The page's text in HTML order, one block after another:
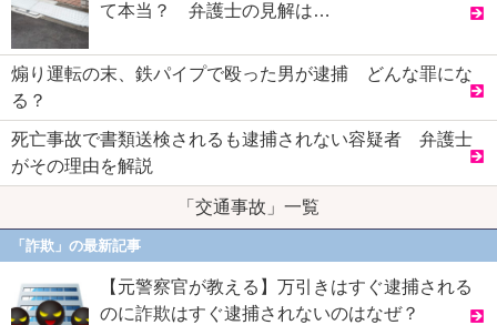
て本当？ 弁護士の見解は…
煽り運転の末、鉄パイプで殴った男が逮捕 どんな罪にな
る？
死亡事故で書類送検されるも逮捕されない容疑者 弁護士
がその理由を解説
「交通事故」一覧
「詐欺」の最新記事
【元警察官が教える】万引きはすぐ逮捕される
のに詐欺はすぐ逮捕されないのはなぜ？